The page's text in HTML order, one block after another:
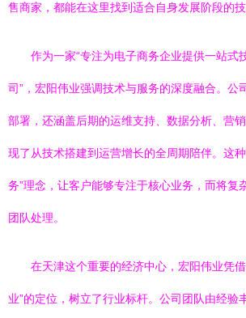
售商家，都能在这里找到适合自身发展阶段的技
作为一家“专注为电子商务企业提供一站式
司”，宏阳伟业强调技术与服务的深度融合。公
部署，还涵盖后期的运维支持、数据分析、营
现了从技术搭建到运营增长的全周期陪伴。这
务”理念，让客户能够专注于核心业务，而将复
团队处理。
在天津这个重要的经济中心，宏阳伟业凭借
业”的定位，树立了行业标杆。公司团队由经验